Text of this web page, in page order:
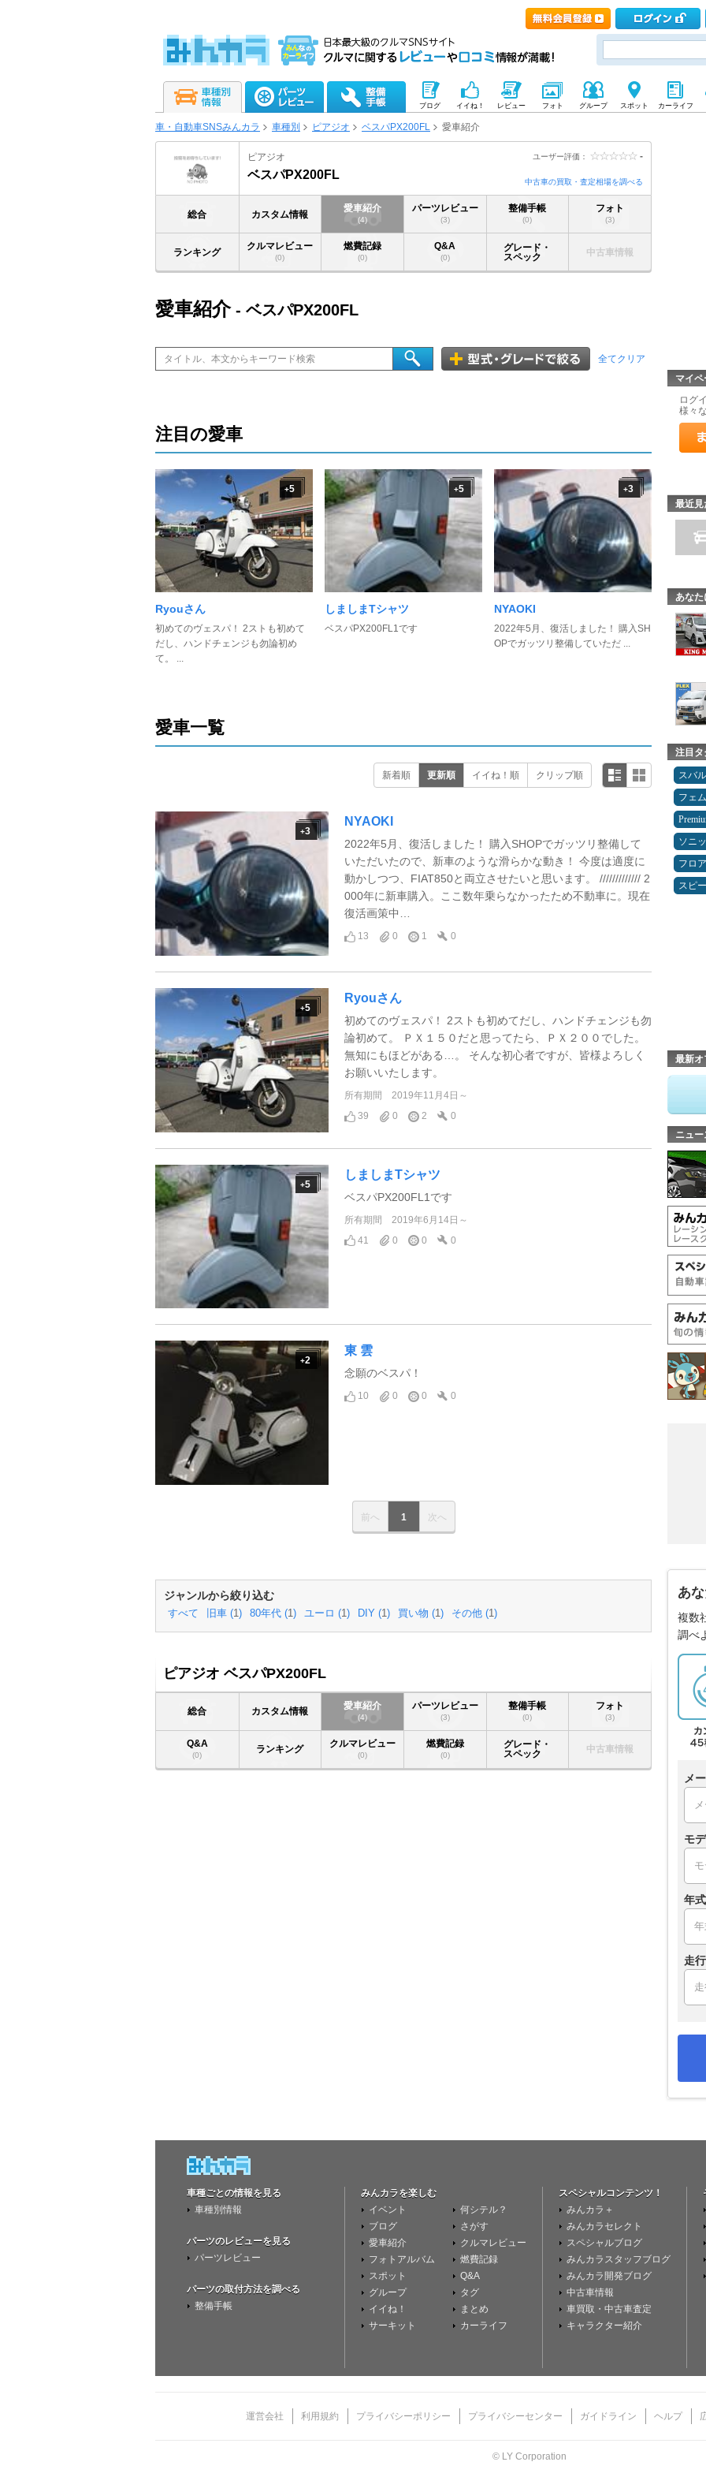
ブログ イイね！ レビュー フォト グループ スポット カーライフ
車・自動車SNSみんカラ 車種別 ピアジオ ベスパPX200FL 愛車紹介
ユーザー評価： -
ピアジオ
ベスパPX200FL
中古車の買取・査定相場を調べる
総合 カスタム情報
愛車紹介
(4)
パーツレビュー
(3)
整備手帳
(0)
フォト
(3)
ランキング
クルマレビュー
(0)
燃費記録
(0)
Q&A
(0)
グレード・
スペック
中古車情報
愛車紹介- ベスパPX200FL
全てクリア
注目の愛車
+5
Ryouさん
初めてのヴェスパ！ 2ストも初めて
だし、ハンドチェンジも勿論初め
て。 ...
+5
しましまTシャツ
ベスパPX200FL1です
+3
NYAOKI
2022年5月、復活しました！ 購入SH
OPでガッツリ整備していただ ...
愛車一覧
新着順 更新順 イイね！順 クリップ順
+3
NYAOKI
2022年5月、復活しました！ 購入SHOPでガッツリ整備して
いただいたので、新車のような滑らかな動き！ 今度は適度に
動かしつつ、FIAT850と両立させたいと思います。 ///////////// 2
000年に新車購入。ここ数年乗らなかったため不動車に。現在
復活画策中…
13 0 1 0
+5
Ryouさん
初めてのヴェスパ！ 2ストも初めてだし、ハンドチェンジも勿
論初めて。 ＰＸ１５０だと思ってたら、ＰＸ２００でした。
無知にもほどがある…。 そんな初心者ですが、皆様よろしく
お願いいたします。
所有期間
2019年11月4日～
39
0 2 0
+5
しましまTシャツ
ベスパPX200FL1です
所有期間
2019年6月14日～
41
0 0 0
+2
東 雲
念願のベスパ！
10 0 0 0
前へ 1 次へ
ジャンルから絞り込む
すべて 旧車 (1 ) 80年代 (1 ) ユーロ (1 ) DIY (1 ) 買い物 (1 ) その他 (1 )
ピアジオ ベスパPX200FL
総合 カスタム情報
愛車紹介
(4)
パーツレビュー
(3)
整備手帳
(0)
フォト
(3)
Q&A
(0) ランキング
クルマレビュー
(0)
燃費記録
(0)
グレード・
スペック
中古車情報
マイ
ログ
様々
最近見
あなた
注目タ
スバル
フェ
ソニ
フロ
スピ
最新オ
ニュー
あ
複数
調べ
メ
モ
年式
走
車種ごとの情報を見る
車種別情報
パーツのレビューを見る
パーツレビュー
パーツの取付方法を調べる
整備手帳
みんカラを楽しむ
イベント
ブログ
愛車紹介
フォトアルバム
スポット
グループ
イイね！
サーキット
何シテル？
さがす
クルマレビュー
燃費記録
Q&A
タグ
まとめ
カーライフ
スペシャルコンテンツ！
みんカラ＋
みんカラセレクト
スペシャルブログ
みんカラスタッフブログ
みんカラ開発ブログ
中古車情報
車買取・中古車査定
キャラクター紹介
運営会社 利用規約 プライバシーポリシー プライバシーセンター ガイドライン ヘルプ
© LY Corporation